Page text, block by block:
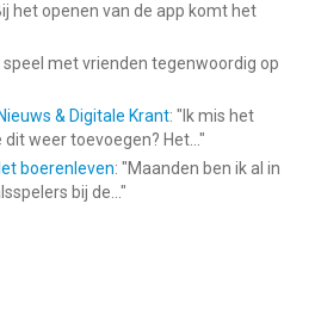
het openen van de app komt het
speel met vrienden tegenwoordig op
& Digitale Krant: " Ik mis het
weer toevoegen? Het... "
boerenleven: "Maanden ben ik al in
bij de... "